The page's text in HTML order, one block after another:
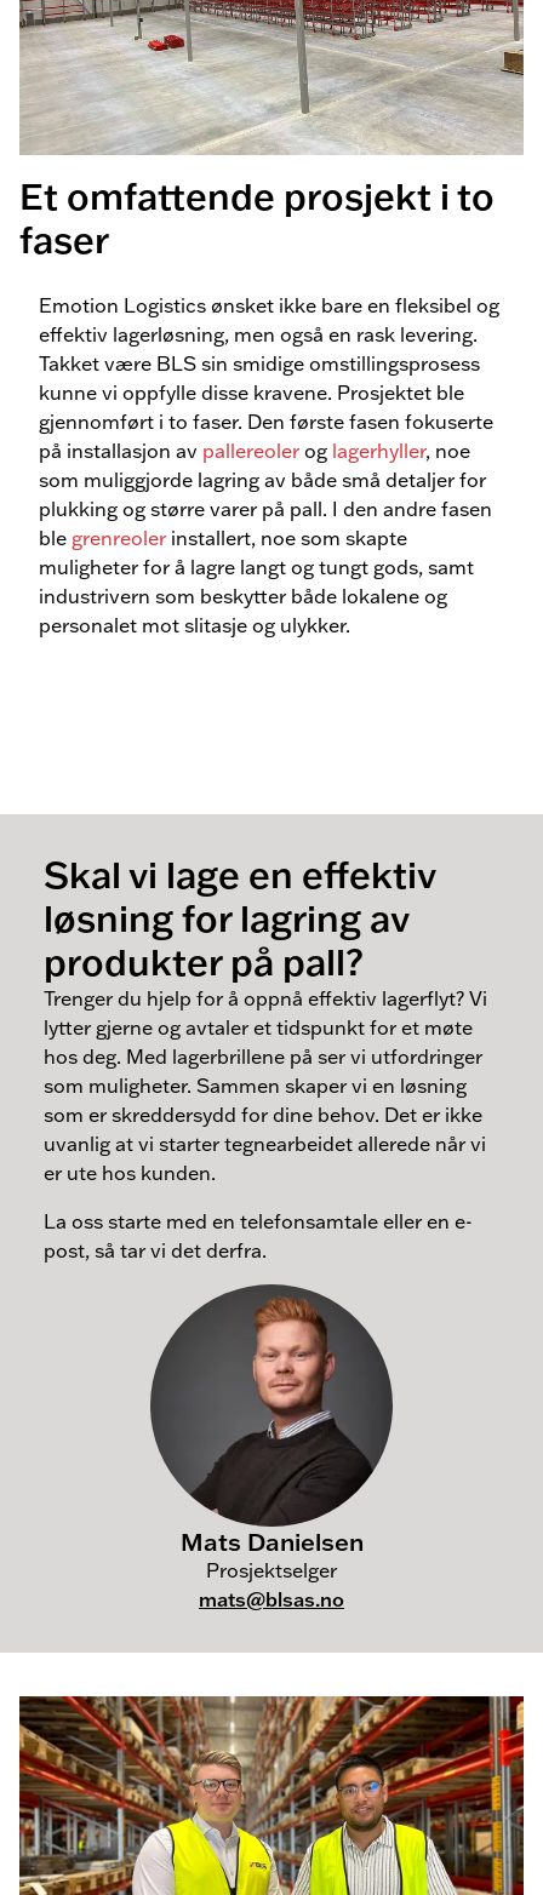
Et omfattende prosjekt i to
faser
Emotion Logistics ønsket ikke bare en fleksibel og
effektiv lagerløsning, men også en rask levering.
Takket være BLS sin smidige omstillingsprosess
kunne vi oppfylle disse kravene. Prosjektet ble
gjennomført i to faser. Den første fasen fokuserte
på installasjon av pallereoler og lagerhyller, noe
som muliggjorde lagring av både små detaljer for
plukking og større varer på pall. I den andre fasen
ble grenreoler installert, noe som skapte
muligheter for å lagre langt og tungt gods, samt
industrivern som beskytter både lokalene og
personalet mot slitasje og ulykker.
Skal vi lage en effektiv
løsning for lagring av
produkter på pall?
Trenger du hjelp for å oppnå effektiv lagerflyt? Vi
lytter gjerne og avtaler et tidspunkt for et møte
hos deg. Med lagerbrillene på ser vi utfordringer
som muligheter. Sammen skaper vi en løsning
som er skreddersydd for dine behov. Det er ikke
uvanlig at vi starter tegnearbeidet allerede når vi
er ute hos kunden.
La oss starte med en telefonsamtale eller en e-
post, så tar vi det derfra.
Mats Danielsen
Prosjektselger
mats@blsas.no